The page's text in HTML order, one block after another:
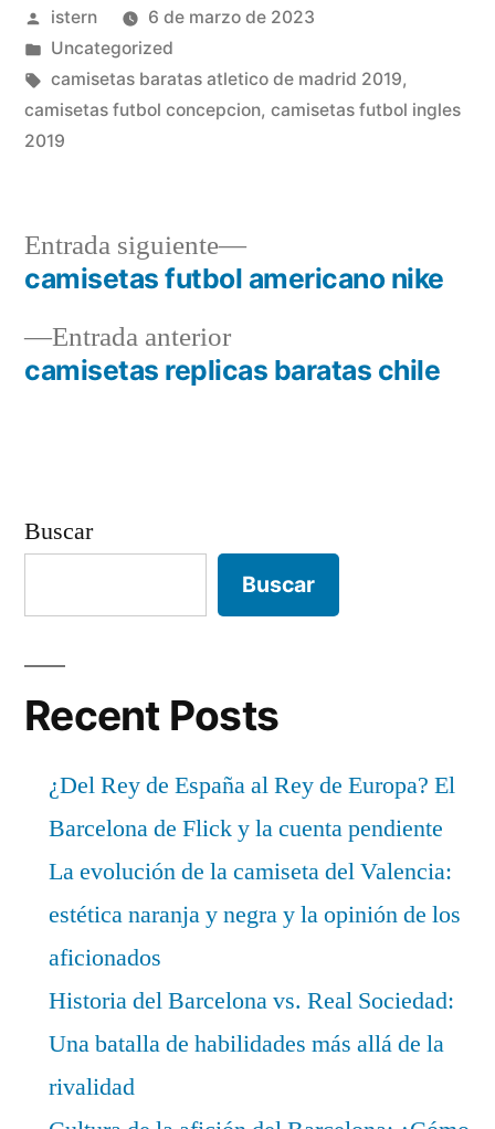
Publicado
por
istern
6 de marzo de 2023
Publicado
en
Uncategorized
Etiquetas:
camisetas baratas atletico de madrid 2019,
camisetas futbol concepcion, camisetas futbol ingles
2019
Navegación
deEntrada anteriorEntrada
anterior:
camisetas replicas baratas chile
Entrada siguiente
Entrada
siguiente:
camisetas futbol americano nike
Buscar
Buscar
Recent Posts
¿Del Rey de España al Rey de Europa? El
Barcelona de Flick y la cuenta pendiente
La evolución de la camiseta del Valencia:
estética naranja y negra y la opinión de los
aficionados
Historia del Barcelona vs. Real Sociedad:
Una batalla de habilidades más allá de la
rivalidad